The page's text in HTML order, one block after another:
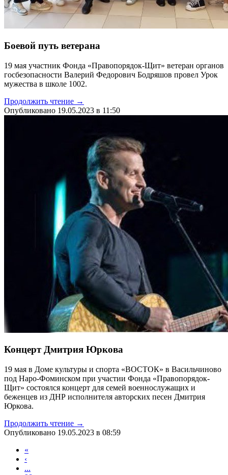
Боевой путь ветерана
19 мая участник Фонда «Правопорядок-Щит» ветеран органов
госбезопасности Валерий Федорович Бодряшов провел Урок
мужества в школе 1002.
Продолжить чтение →
Опубликовано 19.05.2023 в 11:50
Концерт Дмитрия Юркова
19 мая в Доме культуры и спорта «ВОСТОК» в Васильчиново
под Наро-Фоминском при участии Фонда «Правопорядок-
Щит» состоялся концерт для семей военнослужащих и
беженцев из ДНР исполнителя авторских песен Дмитрия
Юркова.
Продолжить чтение →
Опубликовано 19.05.2023 в 08:59
«
‹
...